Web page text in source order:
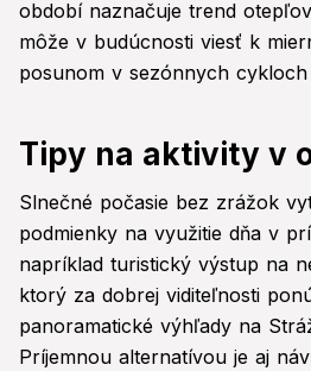
období naznačuje trend
môže v budúcnosti viesť k
posunom v sezónnych
Tipy na aktivity v
Slnečné počasie bez zrážok
podmienky na využitie dňa v
napríklad turistický výstup na
ktorý za dobrej viditeľnosti
panoramatické výhľady na
Príjemnou alternatívou je aj